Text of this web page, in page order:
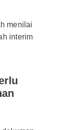
menilai
interim